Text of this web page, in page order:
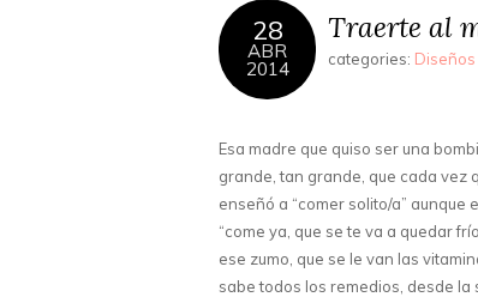
28
ABR
2014
Traerte al
categories:
Esa madre que quiso ser una
grande, tan grande, que cada vez
enseñó a “comer solito/a”
“come ya, que se te va a quedar
ese zumo, que se le van las
sabe todos los remedios, desde la